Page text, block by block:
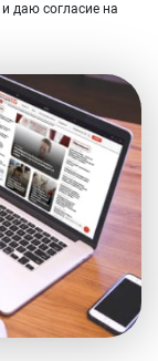
и даю согласие на